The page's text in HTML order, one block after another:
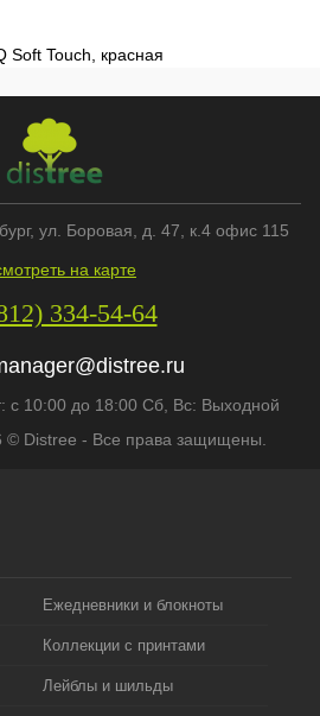
Soft Touch, красная
Ежедневники и блокноты
Коллекции с принтами
Лейблы и шильды
, ул. Боровая, д. 47, к.4 офис 115
на карте
334-54-64
с 10:00 до 18:00 Сб, Вс: Выходной
© Distree - Все права защищены.